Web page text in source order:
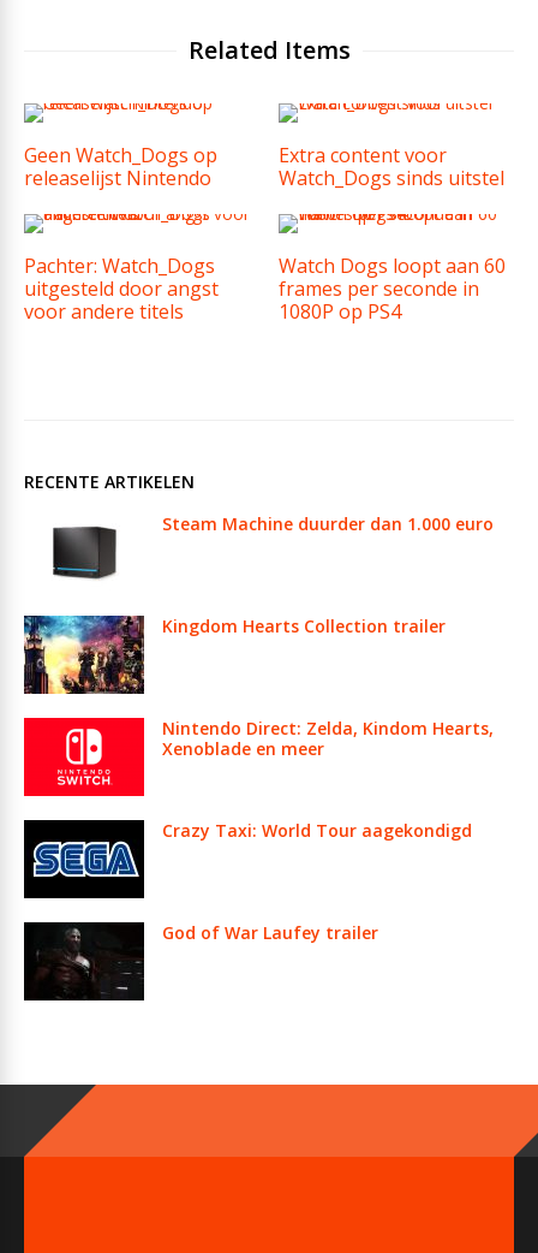
Related Items
Geen Watch_Dogs op
releaselijst Nintendo
Extra content voor
Watch_Dogs sinds uitstel
Pachter: Watch_Dogs
uitgesteld door angst
voor andere titels
Watch Dogs loopt aan 60
frames per seconde in
1080P op PS4
RECENTE ARTIKELEN
Steam Machine duurder dan 1.000 euro
Kingdom Hearts Collection trailer
Nintendo Direct: Zelda, Kindom Hearts,
Xenoblade en meer
Crazy Taxi: World Tour aagekondigd
God of War Laufey trailer